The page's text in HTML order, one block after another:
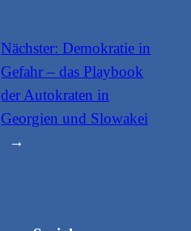
Nächster:Demokratie in
Gefahr – das Playbook
der Autokraten in
Georgien und Slowakei
→